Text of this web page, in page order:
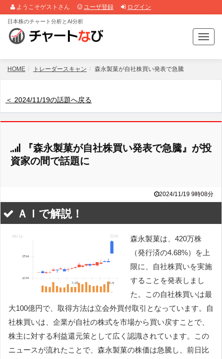
ようこそゲストさん ユーザ登録 ログイン
T
o
g
a
日本株のチャート分析とAI分析
HOME トレーダースキャン 森永製菓が自社株買い発表で急騰
＜ 2024/11/19の話題へ戻る
『森永製菓が自社株買い発表で急騰』が投
資家の間で話題に
2024/11/19 9時08分
ＡＩで解説！
森永製菓は、420万株
（発行済の4.68%）を上
限に、自社株買いを実施
することを発表しまし
た。この自社株買いは最
大100億円で、取得方法は立会外買付取引となっています。自
社株買いは、企業が自社の株式を市場から買い戻すことで、
株主に対する利益還元策として広く認識されています。この
ニュースが流れたことで、森永製菓の株価は急騰し、前日比